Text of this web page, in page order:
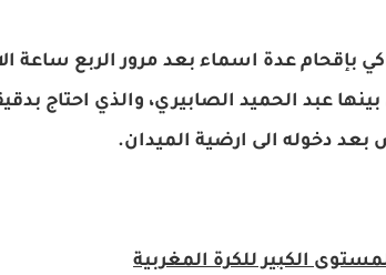
بإقحام عدة اسماء بعد مرور الربع ساعة
عبد الحميد الصابيري، والذي احتاج
دخوله الى ارضية الميدان.
الكبير للكرة المغربية